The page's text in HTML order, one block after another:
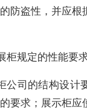
防盗性，并应根
柜规定的性能要
公司的结构设计
要求；展示柜应